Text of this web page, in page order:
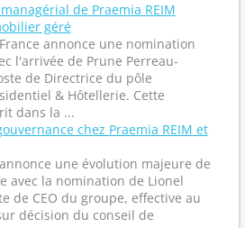
de Praemia REIM
géré
annonce une nomination
l'arrivée de Prune Perreau-
de Directrice du pôle
& Hôtellerie. Cette
dans la ...
chez Praemia REIM et
une évolution majeure de
avec la nomination de Lionel
de CEO du groupe, effective au
décision du conseil de